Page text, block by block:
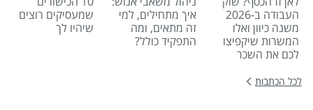
העבודה ב-2026
משנה כיוון ואלו
המשרות שיקפיצו
לכם את השכר
איך מתחילים, למי
זה מתאים, ומה
התפקיד כולל?
שמעסיקים רוצים
שיהיו לך
לכל הכתבות